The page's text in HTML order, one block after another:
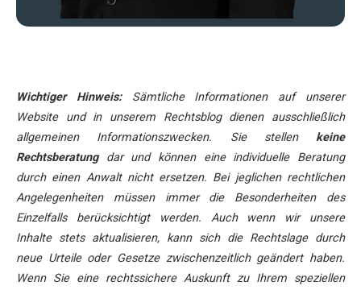
Wichtiger Hinweis:Sämtliche Informationen auf unserer
Website und in unserem Rechtsblog dienen ausschließlich
allgemeinen Informationszwecken. Sie stellen keine
Rechtsberatungdar und können eine individuelle Beratung
durch einen Anwalt nicht ersetzen. Bei jeglichen rechtlichen
Angelegenheiten müssen immer die Besonderheiten des
Einzelfalls berücksichtigt werden. Auch wenn wir unsere
Inhalte stets aktualisieren, kann sich die Rechtslage durch
neue Urteile oder Gesetze zwischenzeitlich geändert haben.
Wenn Sie eine rechtssichere Auskunft zu Ihrem speziellen